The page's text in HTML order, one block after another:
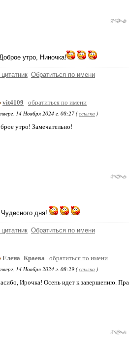
утро, Ниночка!
Обратиться по имени
vit4109
обратиться по имени
14 Ноября 2024 г. 08:27 (ссылка )
утро! Замечательно!
дня!
Обратиться по имени
Елена_Краева
обратиться по имени
14 Ноября 2024 г. 08:29 (ссылка )
Ирочка! Осень идет к завершению.